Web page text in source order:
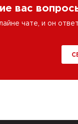
вас
чате, и он